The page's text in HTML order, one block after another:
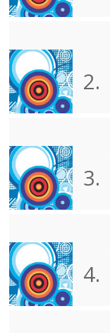
2.
3.
4.